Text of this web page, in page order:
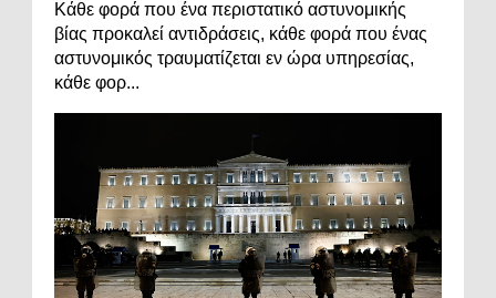
Κάθε φορά που ένα περιστατικό αστυνομικής
βίας προκαλεί αντιδράσεις, κάθε φορά που ένας
αστυνομικός τραυματίζεται εν ώρα υπηρεσίας,
κάθε φορ...